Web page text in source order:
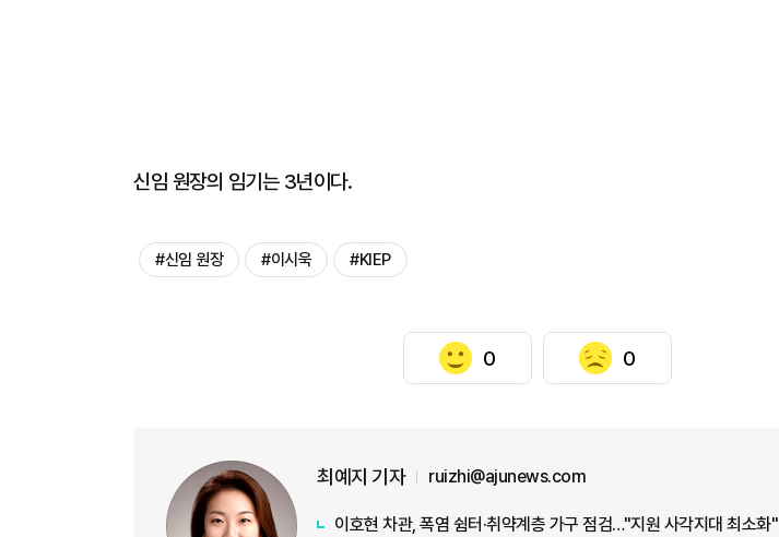
신임 원장의 임기는 3년이다.
#신임 원장 #이시욱 #KIEP
0 0
최예지 기자 ruizhi@ajunews.com
이호현 차관, 폭염 쉼터·취약계층 가구 점검…"지원 사각지대 최소화"